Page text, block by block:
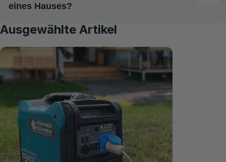
eines Hauses?
Ausgewählte Artikel